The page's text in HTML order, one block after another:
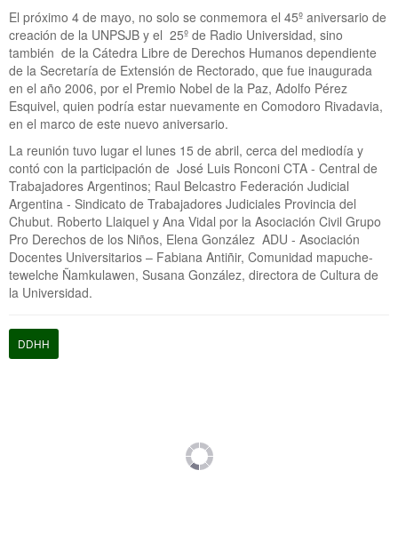
El próximo 4 de mayo, no solo se conmemora el 45º aniversario de
creación de la UNPSJB y el 25º de Radio Universidad, sino
también de la Cátedra Libre de Derechos Humanos dependiente
de la Secretaría de Extensión de Rectorado, que fue inaugurada
en el año 2006, por el Premio Nobel de la Paz, Adolfo Pérez
Esquivel, quien podría estar nuevamente en Comodoro Rivadavia,
en el marco de este nuevo aniversario.
La reunión tuvo lugar el lunes 15 de abril, cerca del mediodía y
contó con la participación de José Luis Ronconi CTA - Central de
Trabajadores Argentinos; Raul Belcastro Federación Judicial
Argentina - Sindicato de Trabajadores Judiciales Provincia del
Chubut. Roberto Llaiquel y Ana Vidal por la Asociación Civil Grupo
Pro Derechos de los Niños, Elena González ADU - Asociación
Docentes Universitarios – Fabiana Antiñir, Comunidad mapuche-
tewelche Ñamkulawen, Susana González, directora de Cultura de
la Universidad.
DDHH